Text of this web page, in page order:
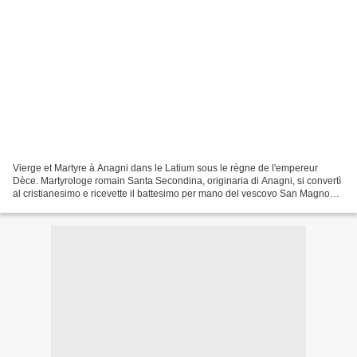
Vierge et Martyre à Anagni dans le Latium sous le règne de l'empereur
Dèce. Martyrologe romain Santa Secondina, originaria di Anagni, si convertì
al cristianesimo e ricevette il battesimo per mano del vescovo San Magno